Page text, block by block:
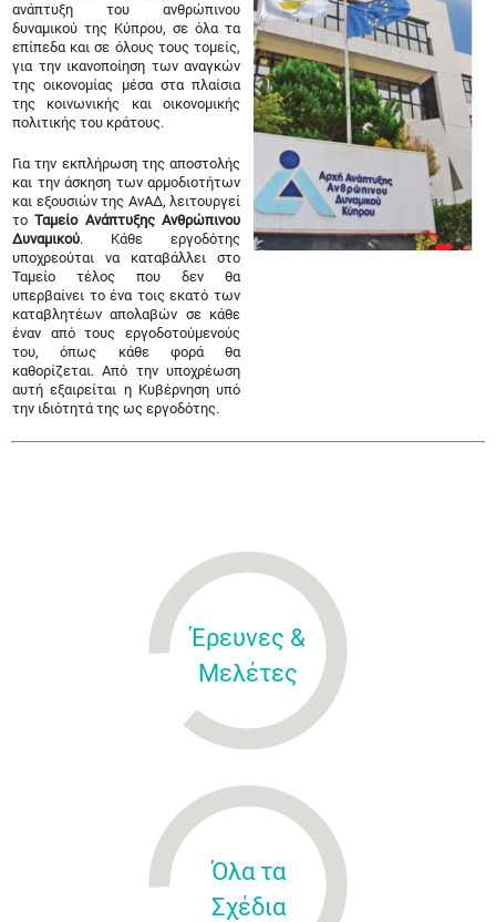
ανάπτυξη του ανθρώπινου
δυναμικού της Κύπρου, σε όλα τα
επίπεδα και σε όλους τους τομείς,
για την ικανοποίηση των αναγκών
της οικονομίας μέσα στα πλαίσια
της κοινωνικής και οικονομικής
πολιτικής του κράτους.
Για την εκπλήρωση της αποστολής
και την άσκηση των αρμοδιοτήτων
και εξουσιών της ΑνΑΔ, λειτουργεί
τοΤαμείο Ανάπτυξης Ανθρώπινου
Δυναμικού. Κάθε εργοδότης
υποχρεούται να καταβάλλει στο
Ταμείο τέλος που δεν θα
υπερβαίνει το ένα τοις εκατό των
καταβλητέων απολαβών σε κάθε
έναν από τους εργοδοτούμενούς
του, όπως κάθε φορά θα
καθορίζεται. Από την υποχρέωση
αυτή εξαιρείται η Κυβέρνηση υπό
την ιδιότητά της ως εργοδότης.
Έρευνες &
Μελέτες
Όλα τα
Σχέδια